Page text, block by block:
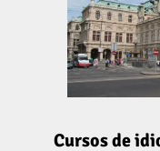
Cursos de